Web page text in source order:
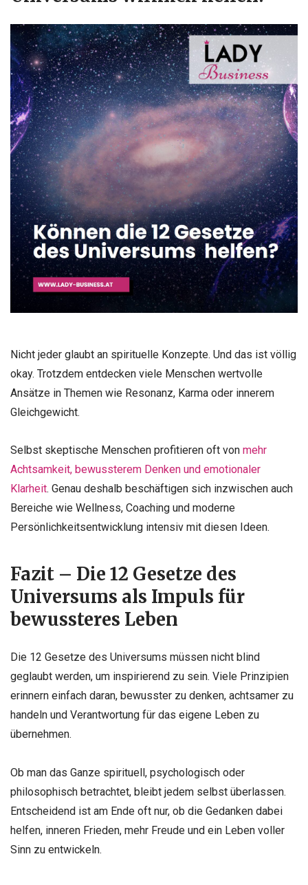
Nicht jeder glaubt an spirituelle Konzepte. Und das ist völlig
okay. Trotzdem entdecken viele Menschen wertvolle
Ansätze in Themen wie Resonanz, Karma oder innerem
Gleichgewicht.
Selbst skeptische Menschen profitieren oft von mehr
Achtsamkeit, bewussterem Denken und emotionaler
Klarheit. Genau deshalb beschäftigen sich inzwischen auch
Bereiche wie Wellness, Coaching und moderne
Persönlichkeitsentwicklung intensiv mit diesen Ideen.
Fazit – Die 12 Gesetze des
Universums als Impuls für
bewussteres Leben
Die 12 Gesetze des Universums müssen nicht blind
geglaubt werden, um inspirierend zu sein. Viele Prinzipien
erinnern einfach daran, bewusster zu denken, achtsamer zu
handeln und Verantwortung für das eigene Leben zu
übernehmen.
Ob man das Ganze spirituell, psychologisch oder
philosophisch betrachtet, bleibt jedem selbst überlassen.
Entscheidend ist am Ende oft nur, ob die Gedanken dabei
helfen, inneren Frieden, mehr Freude und ein Leben voller
Sinn zu entwickeln.